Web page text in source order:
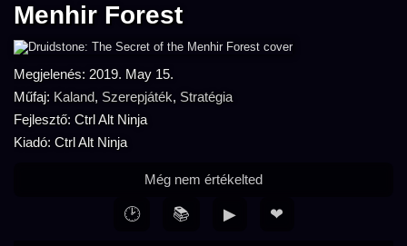
Menhir Forest
Megjelenés: 2019. May 15.
Műfaj: Kaland, Szerepjáték, Stratégia
Fejlesztő: Ctrl Alt Ninja
Kiadó: Ctrl Alt Ninja
Még nem értékelted
🕑 📚 ▶ ❤